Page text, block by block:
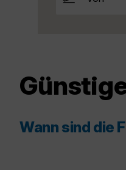
Wann sind die